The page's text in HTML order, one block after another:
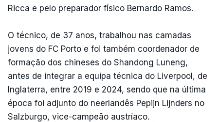
Ricca e pelo preparador físico Bernardo Ramos.
O técnico, de 37 anos, trabalhou nas camadas
jovens do FC Porto e foi também coordenador de
formação dos chineses do Shandong Luneng,
antes de integrar a equipa técnica do Liverpool, de
Inglaterra, entre 2019 e 2024, sendo que na última
época foi adjunto do neerlandês Pepijn Lijnders no
Salzburgo, vice-campeão austríaco.